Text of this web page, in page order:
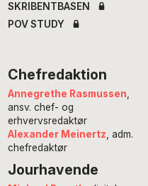
SKRIBENTBASEN
POV STUDY
Chefredaktion
Annegrethe Rasmussen
ansv. chef- og
erhvervsredaktør
Alexander Meinertz , adm.
chefredaktør
Jourhavende